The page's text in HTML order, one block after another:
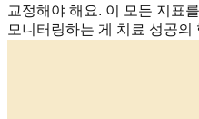
교정해야 해요. 이 모든 지표
모니터링하는 게 치료 성공의